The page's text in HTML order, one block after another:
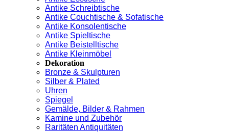
Antike Schreibtische
Antike Couchtische & Sofatische
Antike Konsolentische
Antike Spieltische
Antike Beistelltische
Antike Kleinmöbel
Dekoration
Bronze & Skulpturen
Silber & Plated
Uhren
Spiegel
Gemälde, Bilder & Rahmen
Kamine und Zubehör
Raritäten Antiquitäten